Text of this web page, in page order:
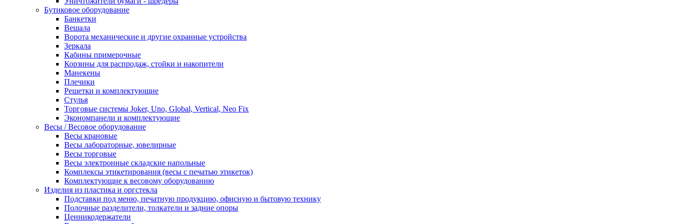
Бутиковое оборудование
Банкетки
Вешала
Ворота механические и другие охранные устройства
Зеркала
Кабины примерочные
Корзины для распродаж, стойки и накопители
Манекены
Плечики
Решетки и комплектующие
Стулья
Торговые системы Joker, Uno, Global, Vertical, Neo Fix
Экономпанели и комплектующие
Весы / Весовое оборудование
Весы крановые
Весы лабораторные, ювелирные
Весы торговые
Весы электронные складские напольные
Комплексы этикетирования (весы с печатью этикеток)
Комплектующие к весовому оборудованию
Изделия из пластика и оргстекла
Подставки под меню, печатную продукцию, офисную и бытовую технику
Полочные разделители, толкатели и задние опоры
Ценникодержатели